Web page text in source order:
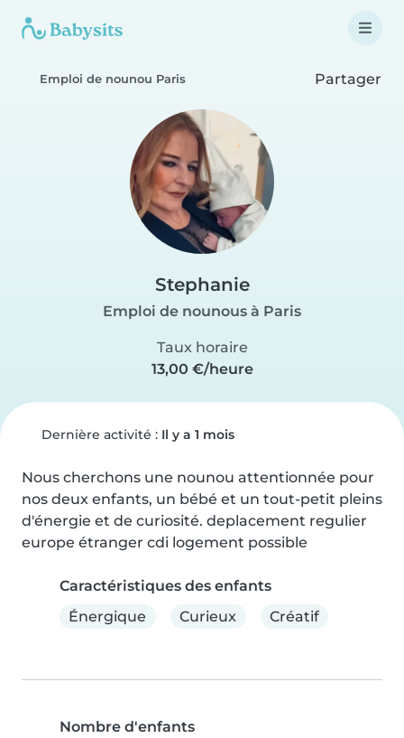
Emploi de nounou Paris Partager
Stephanie
Emploi de nounous à Paris
Taux horaire
13,00 €/heure
Dernière activité : Il y a 1 mois
Nous cherchons une nounou attentionnée pour
nos deux enfants, un bébé et un tout-petit pleins
d'énergie et de curiosité. deplacement regulier
europe étranger cdi logement possible
Caractéristiques des enfants
Énergique
Curieux Créatif
Nombre d'enfants